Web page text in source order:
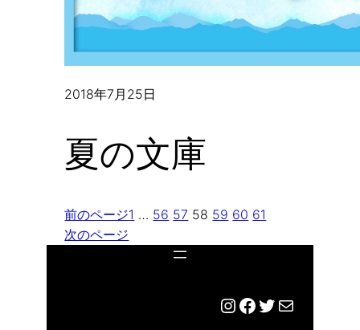
2018年7月25日
夏の文庫
前のページ1 … 56 57 58 59 60 61
次のページ
Instagram
Facebook
Twitter
メール